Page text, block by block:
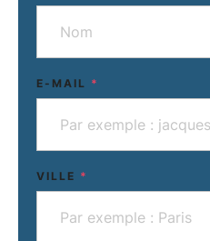
E-MAIL *
VILLE *